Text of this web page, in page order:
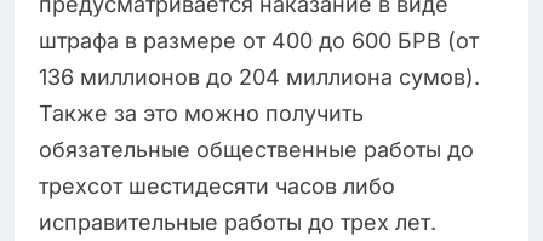
штрафа в размере от 400 до 600 БРВ (от
136 миллионов до 204 миллиона сумов).
Также за это можно получить
обязательные общественные работы до
трехсот шестидесяти часов либо
исправительные работы до трех лет.